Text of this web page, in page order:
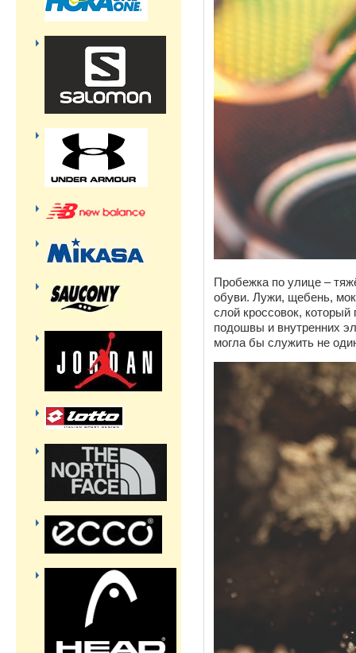
Пробежка по улице –
обуви. Лужи, щебень,
слой кроссовок, который
подошвы и внутренних
могла бы служить не